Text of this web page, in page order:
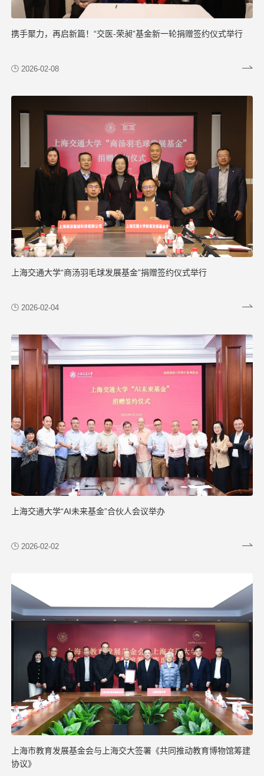
携手聚力，再启新篇！“交医-荣昶”基金新一轮捐赠签约仪式举行
2026-02-08
上海交通大学“商汤羽毛球发展基金”捐赠签约仪式举行
2026-02-04
上海交通大学“AI未来基金”合伙人会议举办
2026-02-02
上海市教育发展基金会与上海交大签署《共同推动教育博物馆筹建
协议》